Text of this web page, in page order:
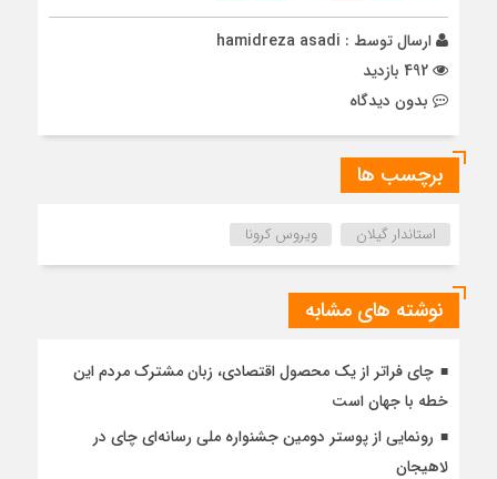
ارسال توسط : hamidreza asadi
بدون دیدگاه
برچسب ها
استاندار گیلان ویروس کرونا
نوشته های مشابه
چای فراتر از یک محصول اقتصادی، زبان مشترک مردم این
خطه با جهان است
رونمایی از پوستر دومین جشنواره ملی رسانه‌ای چای در
لاهیجان